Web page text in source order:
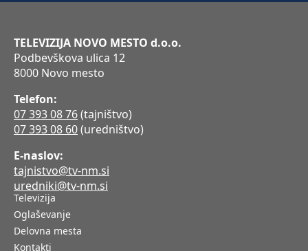
TELEVIZIJA NOVO MESTO d.o.o.
Podbevškova ulica 12
8000 Novo mesto
Telefon:
07 393 08 76(tajništvo)
07 393 08 60(uredništvo)
E-naslov:
tajnistvo@tv-nm.si
uredniki@tv-nm.si
Televizija
Oglaševanje
Delovna mesta
Kontakti